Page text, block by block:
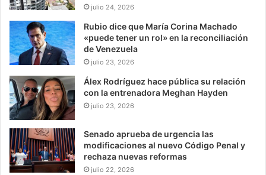
julio 24, 2026
Rubio dice que María Corina Machado
«puede tener un rol» en la reconciliación
de Venezuela
julio 23, 2026
Álex Rodríguez hace pública su relación
con la entrenadora Meghan Hayden
julio 23, 2026
Senado aprueba de urgencia las
modificaciones al nuevo Código Penal y
rechaza nuevas reformas
julio 22, 2026